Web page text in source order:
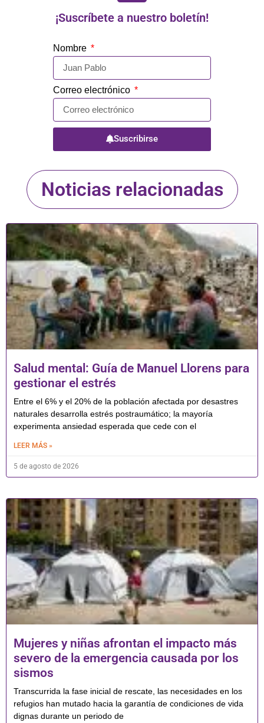
¡Suscríbete a nuestro boletín!
Nombre
Correo electrónico
Suscribirse
Noticias relacionadas
Salud mental: Guía de Manuel Llorens para
gestionar el estrés
Entre el 6% y el 20% de la población afectada por desastres
naturales desarrolla estrés postraumático; la mayoría
experimenta ansiedad esperada que cede con el
LEER MÁS »
5 de agosto de 2026
Mujeres y niñas afrontan el impacto más
severo de la emergencia causada por los
sismos
Transcurrida la fase inicial de rescate, las necesidades en los
refugios han mutado hacia la garantía de condiciones de vida
dignas durante un periodo de